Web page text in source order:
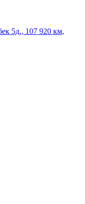
5д., 107 920 км,